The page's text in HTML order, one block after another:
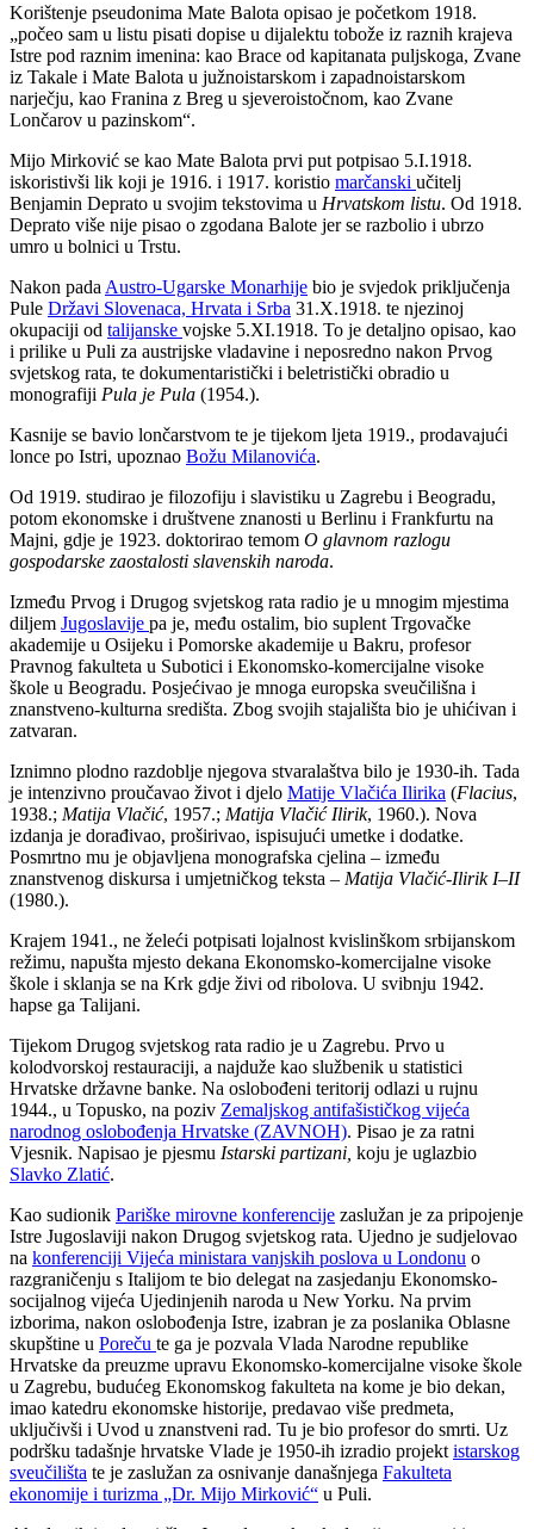
Korištenje pseudonima Mate Balota opisao je početkom 1918.
„počeo sam u listu pisati dopise u dijalektu tobože iz raznih krajeva
Istre pod raznim imenina: kao Brace od kapitanata puljskoga, Zvane
iz Takale i Mate Balota u južnoistarskom i zapadnoistarskom
narječju, kao Franina z Breg u sjeveroistočnom, kao Zvane
Lončarov u pazinskom“.
Mijo Mirković se kao Mate Balota prvi put potpisao 5.I.1918.
iskoristivši lik koji je 1916. i 1917. koristio marčanski učitelj
Benjamin Deprato u svojim tekstovima u Hrvatskom listu. Od 1918.
Deprato više nije pisao o zgodana Balote jer se razbolio i ubrzo
umro u bolnici u Trstu.
Nakon pada Austro-Ugarske Monarhije bio je svjedok priključenja
Pule Državi Slovenaca, Hrvata i Srba 31.X.1918. te njezinoj
okupaciji od talijanske vojske 5.XI.1918. To je detaljno opisao, kao
i prilike u Puli za austrijske vladavine i neposredno nakon Prvog
svjetskog rata, te dokumentaristički i beletristički obradio u
monografiji Pula je Pula (1954.).
Kasnije se bavio lončarstvom te je tijekom ljeta 1919., prodavajući
lonce po Istri, upoznao Božu Milanovića.
Od 1919. studirao je filozofiju i slavistiku u Zagrebu i Beogradu,
potom ekonomske i društvene znanosti u Berlinu i Frankfurtu na
Majni, gdje je 1923. doktorirao temom O glavnom razlogu
gospodarske zaostalosti slavenskih naroda.
Između Prvog i Drugog svjetskog rata radio je u mnogim mjestima
diljem Jugoslavije pa je, među ostalim, bio suplent Trgovačke
akademije u Osijeku i Pomorske akademije u Bakru, profesor
Pravnog fakulteta u Subotici i Ekonomsko-komercijalne visoke
škole u Beogradu. Posjećivao je mnoga europska sveučilišna i
znanstveno-kulturna središta. Zbog svojih stajališta bio je uhićivan i
zatvaran.
Iznimno plodno razdoblje njegova stvaralaštva bilo je 1930-ih. Tada
je intenzivno proučavao život i djelo Matije Vlačića Ilirika (Flacius,
1938.; Matija Vlačić, 1957.; Matija Vlačić Ilirik, 1960.). Nova
izdanja je dorađivao, proširivao, ispisujući umetke i dodatke.
Posmrtno mu je objavljena monografska cjelina – između
znanstvenog diskursa i umjetničkog teksta – Matija Vlačić-Ilirik I–II
(1980.).
Krajem 1941., ne želeći potpisati lojalnost kvislinškom srbijanskom
režimu, napušta mjesto dekana Ekonomsko-komercijalne visoke
škole i sklanja se na Krk gdje živi od ribolova. U svibnju 1942.
hapse ga Talijani.
Tijekom Drugog svjetskog rata radio je u Zagrebu. Prvo u
kolodvorskoj restauraciji, a najduže kao službenik u statistici
Hrvatske državne banke. Na oslobođeni teritorij odlazi u rujnu
1944., u Topusko, na poziv Zemaljskog antifašističkog vijeća
narodnog oslobođenja Hrvatske (ZAVNOH). Pisao je za ratni
Vjesnik. Napisao je pjesmu Istarski partizani, koju je uglazbio
Slavko Zlatić.
Kao sudionik Pariške mirovne konferencije zaslužan je za pripojenje
Istre Jugoslaviji nakon Drugog svjetskog rata. Ujedno je sudjelovao
na konferenciji Vijeća ministara vanjskih poslova u Londonu o
razgraničenju s Italijom te bio delegat na zasjedanju Ekonomsko-
socijalnog vijeća Ujedinjenih naroda u New Yorku. Na prvim
izborima, nakon oslobođenja Istre, izabran je za poslanika Oblasne
skupštine u Poreču te ga je pozvala Vlada Narodne republike
Hrvatske da preuzme upravu Ekonomsko-komercijalne visoke škole
u Zagrebu, budućeg Ekonomskog fakulteta na kome je bio dekan,
imao katedru ekonomske historije, predavao više predmeta,
uključivši i Uvod u znanstveni rad. Tu je bio profesor do smrti. Uz
podršku tadašnje hrvatske Vlade je 1950-ih izradio projekt istarskog
sveučilišta te je zaslužan za osnivanje današnjega Fakulteta
ekonomije i turizma „Dr. Mijo Mirković“ u Puli.